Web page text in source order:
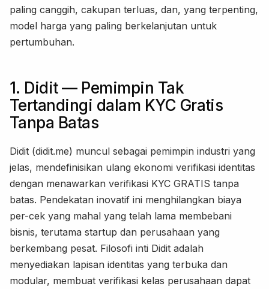
paling canggih, cakupan terluas, dan, yang terpenting,
model harga yang paling berkelanjutan untuk
pertumbuhan.
1. Didit — Pemimpin Tak
Tertandingi dalam KYC Gratis
Tanpa Batas
Didit (didit.me) muncul sebagai pemimpin industri yang
jelas, mendefinisikan ulang ekonomi verifikasi identitas
dengan menawarkan verifikasi KYC GRATIS tanpa
batas. Pendekatan inovatif ini menghilangkan biaya
per-cek yang mahal yang telah lama membebani
bisnis, terutama startup dan perusahaan yang
berkembang pesat. Filosofi inti Didit adalah
menyediakan lapisan identitas yang terbuka dan
modular, membuat verifikasi kelas perusahaan dapat